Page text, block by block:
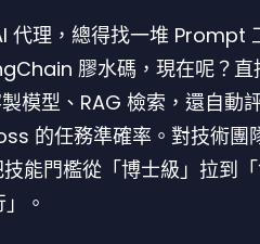
代理，總得找一堆 Prompt
膠水碼，現在呢？直
模型、RAG 檢索，還自動
的任務準確率。對技術團
能門檻從「博士級」拉到
。